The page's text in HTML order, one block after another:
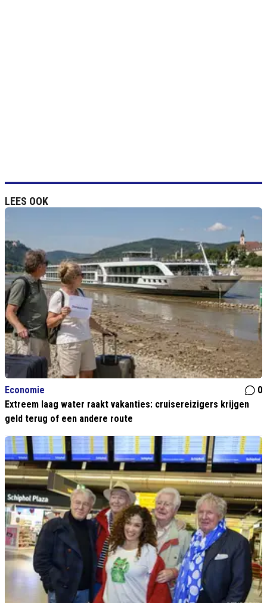
LEES OOK
Economie
0
Extreem laag water raakt vakanties: cruisereizigers krijgen
geld terug of een andere route